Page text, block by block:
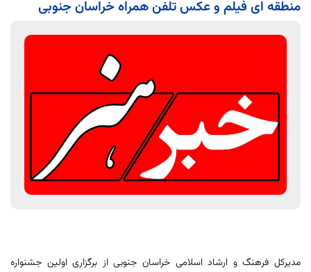
منطقه ای فیلم و عکس تلفن همراه خراسان جنوبی
مدیرکل فرهنگ و ارشاد اسلامی خراسان جنوبی از برگزاری اولین جشنواره‌